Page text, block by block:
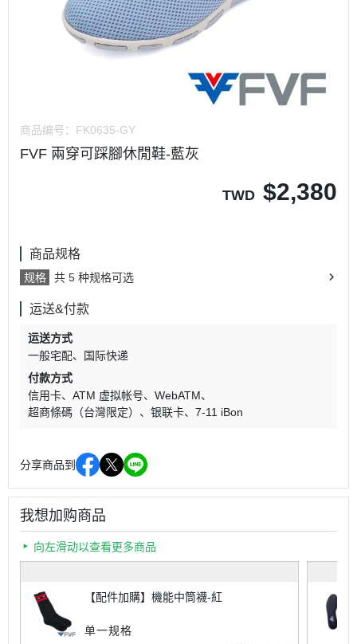
商品编号： FK0635-GY
FVF 兩穿可踩腳休閒鞋-藍灰
TWD $2,380
商品规格
规格 共 5 种规格可选
运送&付款
运送方式
一般宅配
国际快递
付款方式
信用卡
ATM 虚拟帐号
WebATM
超商條碼（台灣限定）
银联卡 7-11 iBon
分享商品到
我想加购商品
向左滑动以查看更多商品
【配件加購】機能中筒襪-紅
单一规格